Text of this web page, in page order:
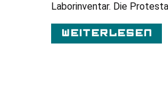
Laborinventar. Die
Weiterlesen